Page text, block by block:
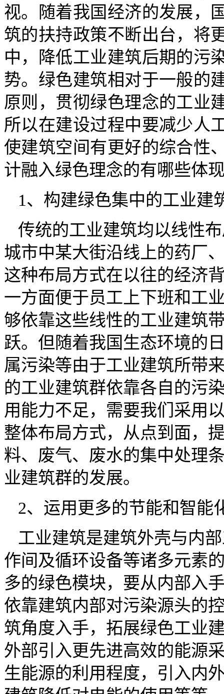
视。随着我国经济的发展，
筑的扶持政策不断出台，将
中，降低工业建筑后期的污
势。绿色建筑相对于一般的
原则，贯彻绿色理念的工业
所以在建设过程中要减少人
使建筑空间有更好的综合性
计融入绿色理念的有哪些体
1、构建绿色集中的工业建
传统的工业建筑均以线性
城市中某大街沿线上的药厂
这种布局方式在以往的经济
一方面便于员工上下班和工
够依靠这些线性的工业建筑
跃。但随着我国生态环境的
属污染等由于工业建筑所带
的工业建筑群依靠各自的污
用能力不足，需要我们采用
整体布局方式，从点到面，
料、废气、废水的集中处理
业建筑群的发展。
2、运用更多的节能和智能
工业建筑是建筑外壳与内
作间及循环设备等诸多元素
多的绿色模块，要从内部入
依靠建筑内部对污染源头的
筑角度入手，拓展绿色工业
外部引入更先进高效的能源
生能源的利用程度，引入内